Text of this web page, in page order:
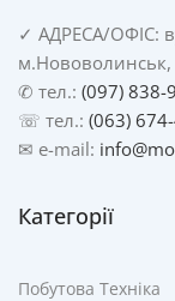
✓ АДРЕСА/ОФІС:
м.Нововолинськ,
✆ тел.: (097) 838-
☏ тел.: (063)
✉ e-mail:
Категорії
Побутова Техніка